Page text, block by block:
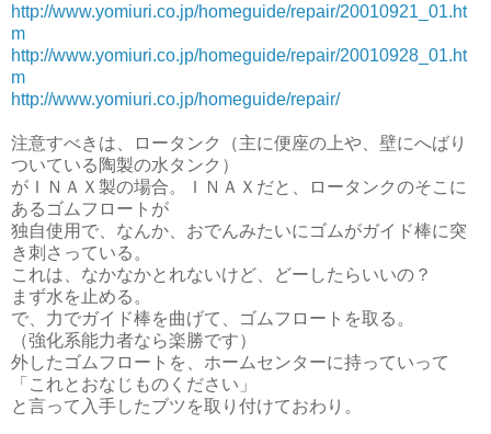
http://www.yomiuri.co.jp/homeguide/repair/20010921_01.ht
m
http://www.yomiuri.co.jp/homeguide/repair/20010928_01.ht
m
http://www.yomiuri.co.jp/homeguide/repair/
注意すべきは、ロータンク（主に便座の上や、壁にへばり
ついている陶製の水タンク）
がＩＮＡＸ製の場合。ＩＮＡＸだと、ロータンクのそこに
あるゴムフロートが
独自使用で、なんか、おでんみたいにゴムがガイド棒に突
き刺さっている。
これは、なかなかとれないけど、どーしたらいいの？
まず水を止める。
で、力でガイド棒を曲げて、ゴムフロートを取る。
（強化系能力者なら楽勝です）
外したゴムフロートを、ホームセンターに持っていって
「これとおなじものください」
と言って入手したブツを取り付けておわり。